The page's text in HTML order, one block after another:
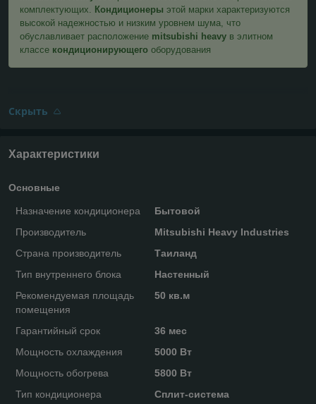
комплектующих.
Кондиционеры этой марки характеризуются
высокой надежностью и низким уровнем шума, что
обуславливает расположение mitsubishi heavy в элитном
классе кондиционирующего оборудования
Скрыть
Характеристики
Основные
Назначение кондиционера
Бытовой
Производитель
Mitsubishi Heavy Industries
Страна производитель
Таиланд
Тип внутреннего блока
Настенный
Рекомендуемая площадь
помещения
50 кв.м
Гарантийный срок
36 мес
Мощность охлаждения
5000 Вт
Мощность обогрева
5800 Вт
Тип кондиционера
Сплит-система